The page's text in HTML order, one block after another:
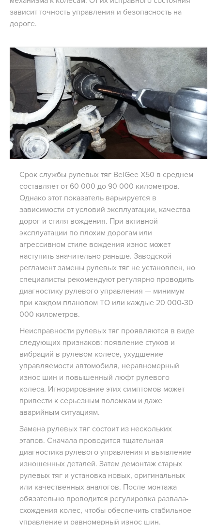
зависит точность управления и безопасность на
дороге.
Срок службы рулевых тяг BelGee X50 в среднем
составляет от 60 000 до 90 000 километров.
Однако этот показатель варьируется в
зависимости от условий эксплуатации, качества
дорог и стиля вождения. При активной
эксплуатации по плохим дорогам или
агрессивном стиле вождения износ может
наступить значительно раньше. Заводской
регламент замены рулевых тяг не установлен, но
специалисты рекомендуют регулярно проводить
диагностику рулевого управления — минимум
при каждом плановом ТО или каждые 20 000-30
000 километров.
Неисправности рулевых тяг проявляются в виде
следующих признаков: появление стуков и
вибраций в рулевом колесе, ухудшение
управляемости автомобиля, неравномерный
износ шин и повышенный люфт рулевого
колеса. Игнорирование этих симптомов может
привести к серьезным поломкам и даже
аварийным ситуациям.
Замена рулевых тяг состоит из нескольких
этапов. Сначала проводится тщательная
диагностика рулевого управления и выявление
изношенных деталей. Затем демонтаж старых
рулевых тяг и установка новых, оригинальных
или качественных аналогов. После монтажа
обязательно проводится регулировка развала-
схождения колес, чтобы обеспечить стабильное
управление и равномерный износ шин.